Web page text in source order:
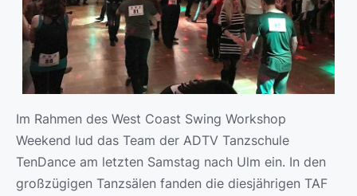
Im Rahmen des West Coast Swing Workshop
Weekend lud das Team der ADTV Tanzschule
TenDance am letzten Samstag nach Ulm ein. In den
großzügigen Tanzsälen fanden die diesjährigen TAF